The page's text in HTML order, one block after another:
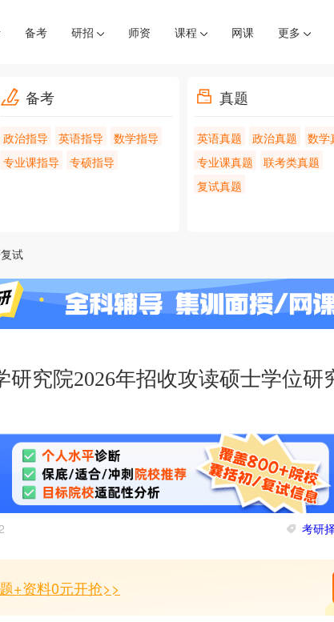
备考 研招 师资 课程 网课 更多
备考
政治指导 英语指导
数学指导
专业课指导
专硕指导
真题
英语真题 政治真题
数学
专业课真题
联考类真题
复试真题
试
研究院2026年招收攻读硕士学位研
考研
+资料0元开抢>>